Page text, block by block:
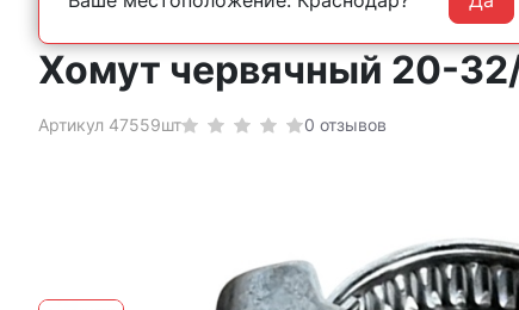
Главная Строительный крепеж Хомуты Червячные
Хомут червячный 20-
Артикул 47559шт 0 отзывов